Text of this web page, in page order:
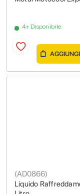
4+ Disponibile
Liquido
(AD0866)